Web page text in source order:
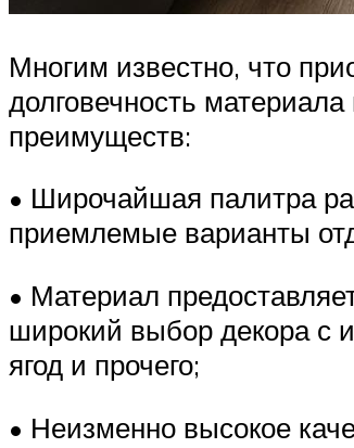
Многим известно, что
долговечность
преимуществ:
• Широчайшая палитра
приемлемые варианты
• Материал
широкий выбор декора с
ягод и прочего;
• Неизменно высокое